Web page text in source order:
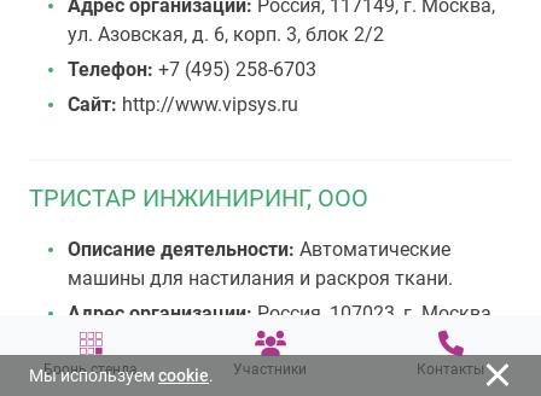
Адрес организации: Россия, 117149, г. Москва,
ул. Азовская, д. 6, корп. 3, блок 2/2
Телефон: +7 (495) 258-6703
Сайт: http://www.vipsys.ru
ТРИСТАР ИНЖИНИРИНГ, OOO
Описание деятельности: Автоматические
машины для настилания и раскроя ткани.
Адрес организации: Россия, 107023, г. Москва,
ул. Малая Семёновская, д. 9, стр. 3, пом. III,
комн. 7
Бронь стенда Участники Контакты
Мы используемcookie.